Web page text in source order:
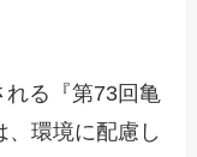
れる『第73回亀
、環境に配慮し